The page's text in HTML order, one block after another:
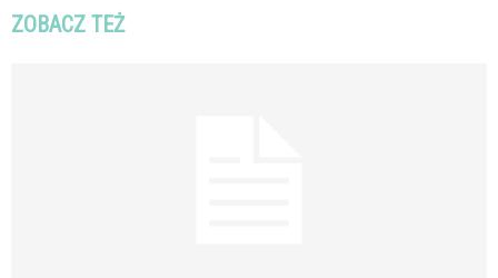
ZOBACZ TEŻ